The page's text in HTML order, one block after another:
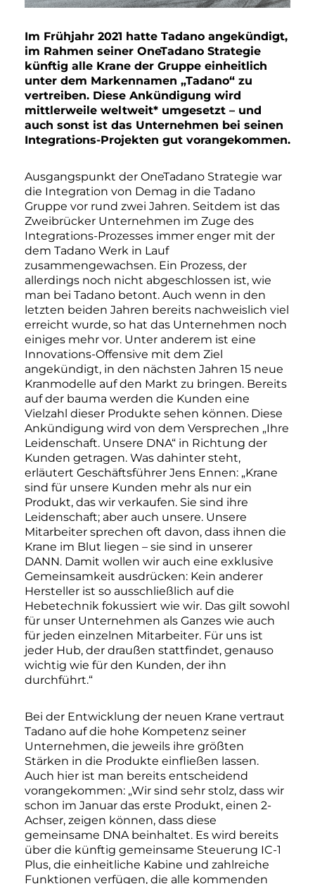
Im Frühjahr 2021 hatte Tadano angekündigt,
im Rahmen seiner OneTadano Strategie
künftig alle Krane der Gruppe einheitlich
unter dem Markennamen „Tadano“ zu
vertreiben. Diese Ankündigung wird
mittlerweile weltweit* umgesetzt – und
auch sonst ist das Unternehmen bei seinen
Integrations-Projekten gut vorangekommen.
Ausgangspunkt der OneTadano Strategie war
die Integration von Demag in die Tadano
Gruppe vor rund zwei Jahren. Seitdem ist das
Zweibrücker Unternehmen im Zuge des
Integrations-Prozesses immer enger mit der
dem Tadano Werk in Lauf
zusammengewachsen. Ein Prozess, der
allerdings noch nicht abgeschlossen ist, wie
man bei Tadano betont. Auch wenn in den
letzten beiden Jahren bereits nachweislich viel
erreicht wurde, so hat das Unternehmen noch
einiges mehr vor. Unter anderem ist eine
Innovations-Offensive mit dem Ziel
angekündigt, in den nächsten Jahren 15 neue
Kranmodelle auf den Markt zu bringen. Bereits
auf der bauma werden die Kunden eine
Vielzahl dieser Produkte sehen können. Diese
Ankündigung wird von dem Versprechen „Ihre
Leidenschaft. Unsere DNA“ in Richtung der
Kunden getragen. Was dahinter steht,
erläutert Geschäftsführer Jens Ennen: „Krane
sind für unsere Kunden mehr als nur ein
Produkt, das wir verkaufen. Sie sind ihre
Leidenschaft; aber auch unsere. Unsere
Mitarbeiter sprechen oft davon, dass ihnen die
Krane im Blut liegen – sie sind in unserer
DANN. Damit wollen wir auch eine exklusive
Gemeinsamkeit ausdrücken: Kein anderer
Hersteller ist so ausschließlich auf die
Hebetechnik fokussiert wie wir. Das gilt sowohl
für unser Unternehmen als Ganzes wie auch
für jeden einzelnen Mitarbeiter. Für uns ist
jeder Hub, der draußen stattfindet, genauso
wichtig wie für den Kunden, der ihn
durchführt.“
Bei der Entwicklung der neuen Krane vertraut
Tadano auf die hohe Kompetenz seiner
Unternehmen, die jeweils ihre größten
Stärken in die Produkte einfließen lassen.
Auch hier ist man bereits entscheidend
vorangekommen: „Wir sind sehr stolz, dass wir
schon im Januar das erste Produkt, einen 2-
Achser, zeigen können, dass diese
gemeinsame DNA beinhaltet. Es wird bereits
über die künftig gemeinsame Steuerung IC-1
Plus, die einheitliche Kabine und zahlreiche
Funktionen verfügen, die alle kommenden